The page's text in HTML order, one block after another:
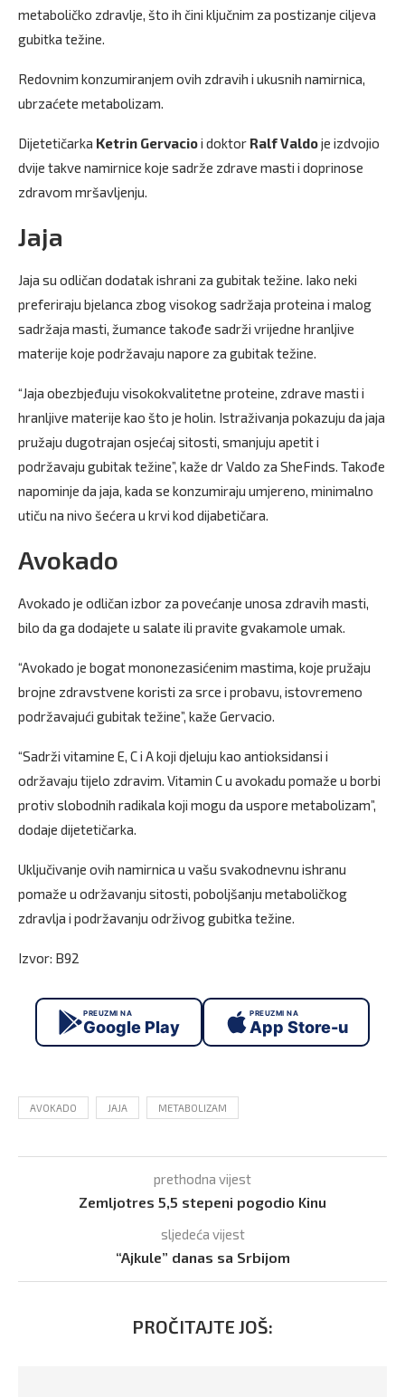
metaboličko zdravlje, što ih čini ključnim za postizanje ciljeva
gubitka težine.
Redovnim konzumiranjem ovih zdravih i ukusnih namirnica,
ubrzaćete metabolizam.
Dijetetičarka Ketrin Gervacioi doktor Ralf Valdoje izdvojio
dvije takve namirnice koje sadrže zdrave masti i doprinose
zdravom mršavljenju.
Jaja
Jaja su odličan dodatak ishrani za gubitak težine. Iako neki
preferiraju bjelanca zbog visokog sadržaja proteina i malog
sadržaja masti, žumance takođe sadrži vrijedne hranljive
materije koje podržavaju napore za gubitak težine.
“Jaja obezbjeđuju visokokvalitetne proteine, zdrave masti i
hranljive materije kao što je holin. Istraživanja pokazuju da jaja
pružaju dugotrajan osjećaj sitosti, smanjuju apetit i
podržavaju gubitak težine”, kaže dr Valdo za SheFinds. Takođe
napominje da jaja, kada se konzumiraju umjereno, minimalno
utiču na nivo šećera u krvi kod dijabetičara.
Avokado
Avokado je odličan izbor za povećanje unosa zdravih masti,
bilo da ga dodajete u salate ili pravite gvakamole umak.
“Avokado je bogat mononezasićenim mastima, koje pružaju
brojne zdravstvene koristi za srce i probavu, istovremeno
podržavajući gubitak težine”, kaže Gervacio.
“Sadrži vitamine E, C i A koji djeluju kao antioksidansi i
održavaju tijelo zdravim. Vitamin C u avokadu pomaže u borbi
protiv slobodnih radikala koji mogu da uspore metabolizam”,
dodaje dijetetičarka.
Uključivanje ovih namirnica u vašu svakodnevnu ishranu
pomaže u održavanju sitosti, poboljšanju metaboličkog
zdravlja i podržavanju održivog gubitka težine.
Izvor: B92
PREUZMI NA
Google Play
PREUZMI NA
App Store-u
AVOKADO JAJA METABOLIZAM
prethodna vijest
Zemljotres 5,5 stepeni pogodio Kinu
sljedeća vijest
“Ajkule” danas sa Srbijom
PROČITAJTE JOŠ: